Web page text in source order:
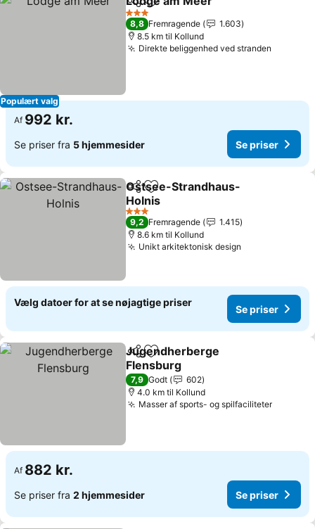
Populært valg
Del Føj til favoritter
3 Stjerner
8,8 Fremragende
1.603
8.5 km til Kollund
Direkte beliggenhed ved stranden
Af 992 kr.
Se priser fra 5 hjemmesider Se priser
Del Føj til favoritter
Ostsee-Strandhaus-
Holnis
3 Stjerner
9,2 Fremragende
1.415
8.6 km til Kollund
Unikt arkitektonisk design
Vælg datoer for at se nøjagtige priser
Se priser
Del Føj til favoritter
Jugendherberge
Flensburg
7,9 Godt
602
4.0 km til Kollund
Masser af sports- og spilfaciliteter
Af 882 kr.
Se priser fra 2 hjemmesider Se priser